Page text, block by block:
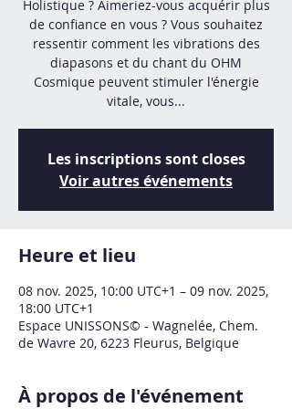
Holistique ? Aimeriez-vous acquérir plus
de confiance en vous ? Vous souhaitez
ressentir comment les vibrations des
diapasons et du chant du OHM
Cosmique peuvent stimuler l'énergie
vitale, vous...
Les inscriptions sont closes
Voir autres événements
Heure et lieu
08 nov. 2025, 10:00 UTC+1 – 09 nov. 2025,
18:00 UTC+1
Espace UNISSONS© - Wagnelée, Chem.
de Wavre 20, 6223 Fleurus, Belgique
À propos de l'événement